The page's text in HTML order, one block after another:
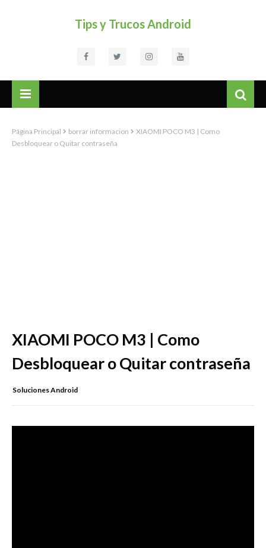
Tips y Trucos Android
Página Principal borrar informacion
XIAOMI POCO M3 | Como
Desbloquear o Quitar contraseña
XIAOMI POCO M3 | Como
Desbloquear o Quitar contraseña
Soluciones Android